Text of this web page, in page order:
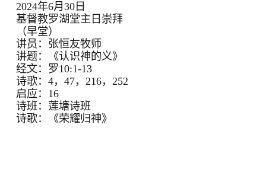
2024年6月30日
基督教罗湖堂主日崇拜
（早堂）
讲员：张恒友牧师
讲题：《认识神的义》
经文：罗10:1-13
诗歌：4，47，216，252
启应：16
诗班：莲塘诗班
诗歌：《荣耀归神》